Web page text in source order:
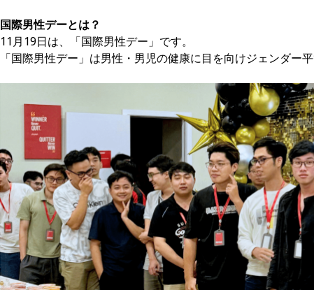
国際男性デーとは？
11月19日は、「国際男性デー」です。
「国際男性デー」は男性・男児の健康に目を向けジェンダー